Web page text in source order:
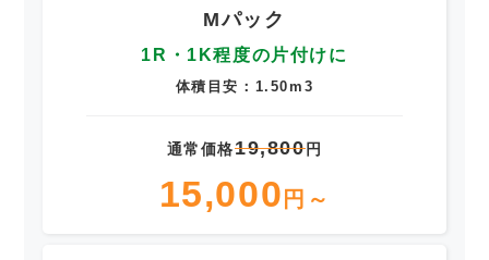
Mパック
1R・1K程度の片付けに
体積目安：1.50m3
通常価格19,800円
15,000 円～